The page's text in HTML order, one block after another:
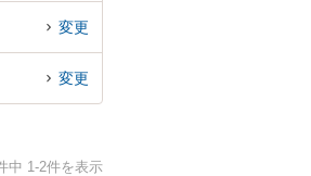
変更
変更
中 1-2件を表示